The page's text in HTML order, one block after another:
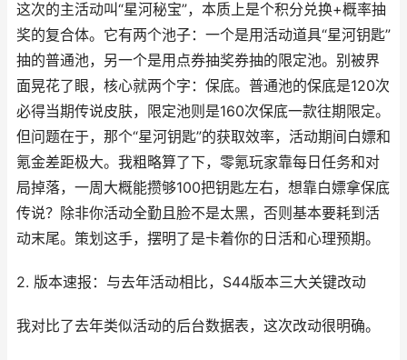
这次的主活动叫“星河秘宝”，本质上是个积分兑换+概率抽
奖的复合体。它有两个池子：一个是用活动道具“星河钥匙”
抽的普通池，另一个是用点券抽奖券抽的限定池。别被界
面晃花了眼，核心就两个字：保底。普通池的保底是120次
必得当期传说皮肤，限定池则是160次保底一款往期限定。
但问题在于，那个“星河钥匙”的获取效率，活动期间白嫖和
氪金差距极大。我粗略算了下，零氪玩家靠每日任务和对
局掉落，一周大概能攒够100把钥匙左右，想靠白嫖拿保底
传说？除非你活动全勤且脸不是太黑，否则基本要耗到活
动末尾。策划这手，摆明了是卡着你的日活和心理预期。
2. 版本速报：与去年活动相比，S44版本三大关键改动
我对比了去年类似活动的后台数据表，这次改动很明确。